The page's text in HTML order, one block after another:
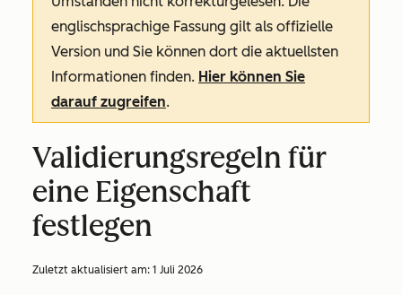
englischsprachige Fassung gilt als offizielle
Version und Sie können dort die aktuellsten
Informationen finden. Hier können Sie
darauf zugreifen.
Validierungsregeln für
eine Eigenschaft
festlegen
Zuletzt aktualisiert am: 1 Juli 2026